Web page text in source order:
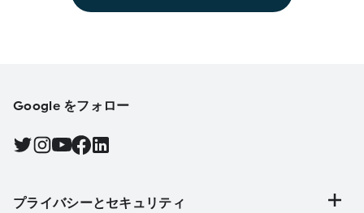
Google をフォロー
Twitter で Android をフォローする, 新しいタブで開く
Instagram で Android をフォローする, 新しいタブで開く
YouTube で Android をフォローする, 新しいタブで開く
Facebook で Android をフォローする, 新しいタブで開く
Find Android on LinkedIn, 新しいタブで開く
プライバシーとセキュリティ